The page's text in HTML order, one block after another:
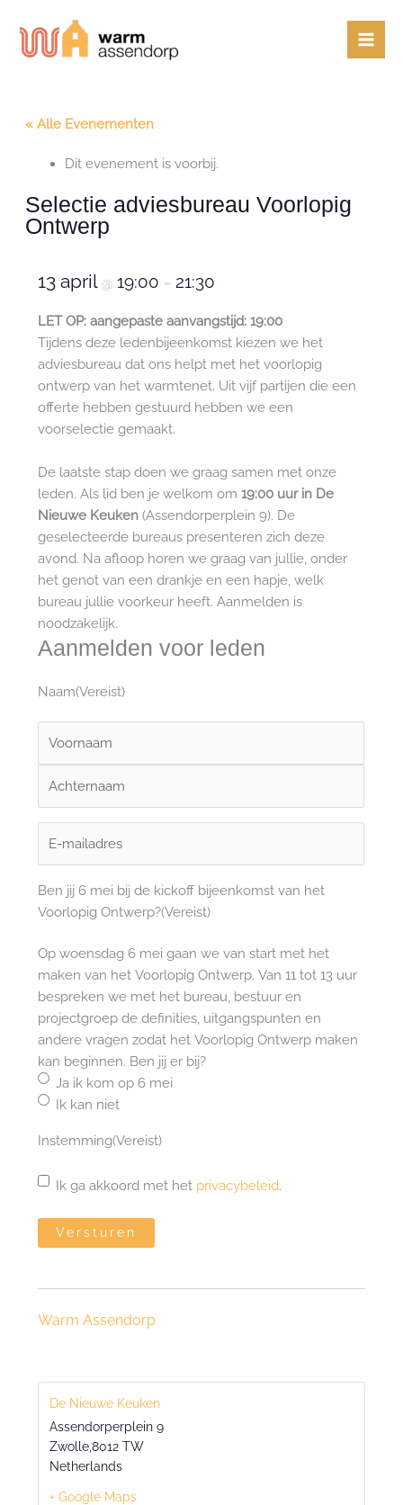
naar
« Alle Evenementen
Dit evenement is voorbij.
Selectie adviesbureau Voorlopig
Ontwerp
13 april @19:00 – 21:30
LET OP: aangepaste aanvangstijd: 19:00
Tijdens deze ledenbijeenkomst kiezen we het
adviesbureau dat ons helpt met het voorlopig
ontwerp van het warmtenet. Uit vijf partijen die een
offerte hebben gestuurd hebben we een
voorselectie gemaakt.
De laatste stap doen we graag samen met onze
leden. Als lid ben je welkom om19:00 uur in De
Nieuwe Keuken(Assendorperplein 9). De
geselecteerde bureaus presenteren zich deze
avond. Na afloop horen we graag van jullie, onder
het genot van een drankje en een hapje, welk
bureau jullie voorkeur heeft. Aanmelden is
noodzakelijk.
Aanmelden voor leden
Naam(Vereist)
mailadres(Vereist)
Ben jij 6 mei bij de kickoff bijeenkomst van het
Voorlopig Ontwerp?(Vereist)
Op woensdag 6 mei gaan we van start met het
maken van het Voorlopig Ontwerp. Van 11 tot 13 uur
bespreken we met het bureau, bestuur en
projectgroep de definities, uitgangspunten en
andere vragen zodat het Voorlopig Ontwerp maken
kan beginnen. Ben jij er bij?
Ja ik kom op 6 mei
Ik kan niet
Instemming(Vereist)
Ik ga akkoord met het privacybeleid.
Warm Assendorp
De Nieuwe Keuken
Assendorperplein 9
Zwolle,8012 TW
Netherlands
+ Google Maps